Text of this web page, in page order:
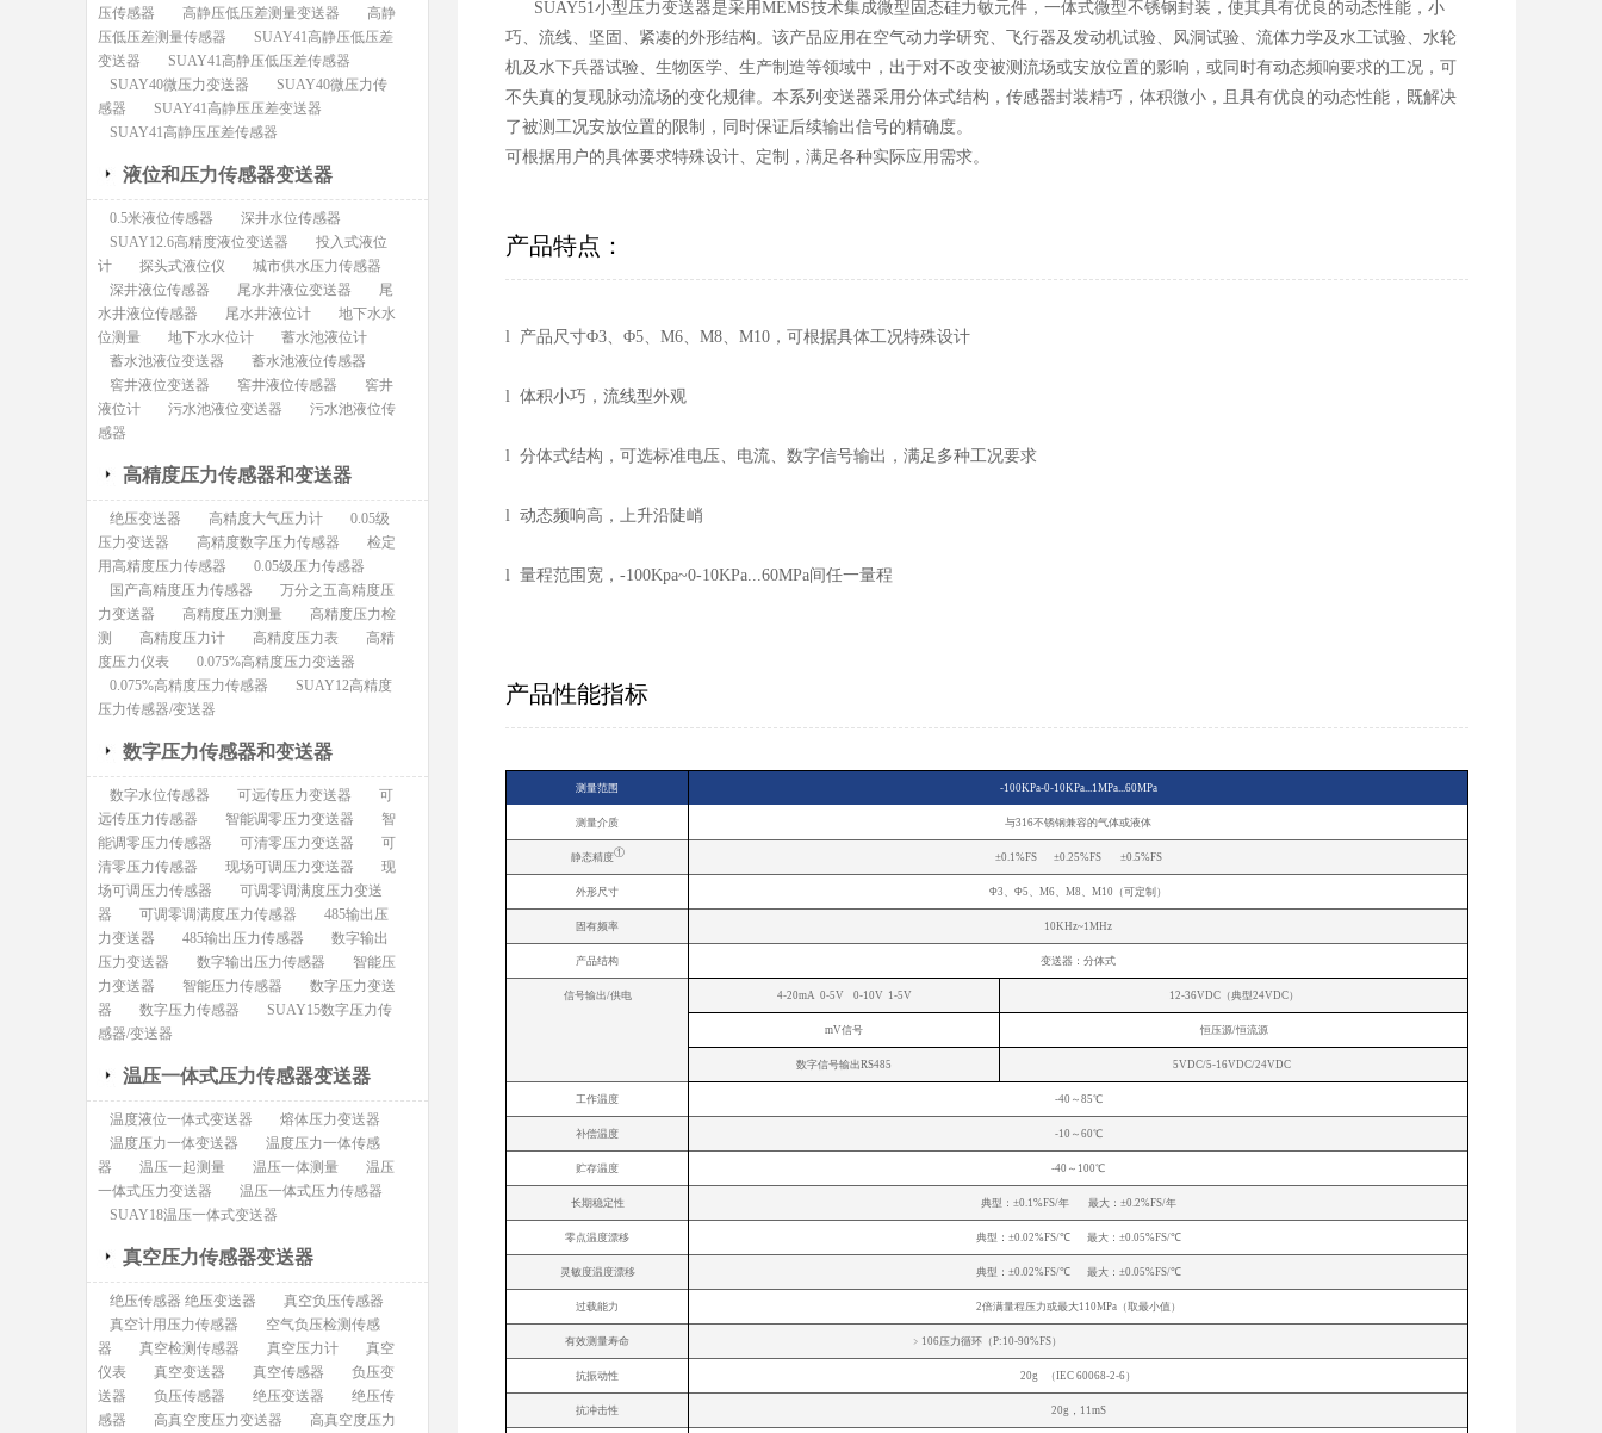
SUAY51小型压力变送器是采用MEMS技术集成微型固态硅力敏元件，一体式微型不锈钢封装，使其具有优良的动态性能，小
巧、流线、坚固、紧凑的外形结构。该产品应用在空气动力学研究、飞行器及发动机试验、风洞试验、流体力学及水工试验、水轮
机及水下兵器试验、生物医学、生产制造等领域中，出于对不改变被测流场或安放位置的影响，或同时有动态频响要求的工况，可
不失真的复现脉动流场的变化规律。本系列变送器采用分体式结构，传感器封装精巧，体积微小，且具有优良的动态性能，既解决
了被测工况安放位置的限制，同时保证后续输出信号的精确度。
可根据用户的具体要求特殊设计、定制，满足各种实际应用需求。
产品特点：
l 产品尺寸Φ3、Φ5、M6、M8、M10，可根据具体工况特殊设计
l 体积小巧，流线型外观
l 分体式结构，可选标准电压、电流、数字信号输出，满足多种工况要求
l 动态频响高，上升沿陡峭
l 量程范围宽，-100Kpa~0-10KPa...60MPa间任一量程
产品性能指标
测量范围 -100KPa-0-10KPa...1MPa...60MPa
测量介质 与316不锈钢兼容的气体或液体
静态精度① ±0.1%FS ±0.25%FS ±0.5%FS
外形尺寸 Φ3、Φ5、M6、M8、M10（可定制）
固有频率 10KHz~1MHz
产品结构 变送器：分体式
信号输出/供电 4-20mA 0-5V 0-10V 1-5V 12-36VDC（典型24VDC）
mV信号 恒压源/恒流源
数字信号输出RS485 5VDC/5-16VDC/24VDC
工作温度 -40～85℃
补偿温度 -10～60℃
贮存温度 -40～100℃
长期稳定性 典型：±0.1%FS/年 最大：±0.2%FS/年
零点温度漂移 典型：±0.02%FS/℃ 最大：±0.05%FS/℃
灵敏度温度漂移 典型：±0.02%FS/℃ 最大：±0.05%FS/℃
过载能力 2倍满量程压力或最大110MPa（取最小值）
有效测量寿命 ﹥106压力循环（P:10-90%FS）
抗振动性 20g （IEC 60068-2-6）
抗冲击性 20g，11mS
压传感器
高静压低压差测量变送器
高静
压低压差测量传感器
SUAY41高静压低压差
变送器
SUAY41高静压低压差传感器
SUAY40微压力变送器
SUAY40微压力传
感器
SUAY41高静压压差变送器
SUAY41高静压压差传感器
液位和压力传感器变送器
0.5米液位传感器
深井水位传感器
SUAY12.6高精度液位变送器
投入式液位
计
探头式液位仪
城市供水压力传感器
深井液位传感器
尾水井液位变送器
尾
水井液位传感器
尾水井液位计
地下水水
位测量
地下水水位计
蓄水池液位计
蓄水池液位变送器
蓄水池液位传感器
窖井液位变送器
窖井液位传感器
窖井
液位计
污水池液位变送器
污水池液位传
感器
高精度压力传感器和变送器
绝压变送器 高精度大气压力计
0.05级
压力变送器
高精度数字压力传感器
检定
用高精度压力传感器
0.05级压力传感器
国产高精度压力传感器
万分之五高精度压
力变送器
高精度压力测量
高精度压力检
测
高精度压力计 高精度压力表
高精
度压力仪表
0.075%高精度压力变送器
0.075%高精度压力传感器
SUAY12高精度
压力传感器/变送器
数字压力传感器和变送器
数字水位传感器 可远传压力变送器
可
远传压力传感器
智能调零压力变送器
智
能调零压力传感器
可清零压力变送器
可
清零压力传感器
现场可调压力变送器
现
场可调压力传感器
可调零调满度压力变送
器
可调零调满度压力传感器
485输出压
力变送器
485输出压力传感器
数字输出
压力变送器
数字输出压力传感器
智能压
力变送器
智能压力传感器
数字压力变送
器
数字压力传感器
SUAY15数字压力传
感器/变送器
温压一体式压力传感器变送器
温度液位一体式变送器
熔体压力变送器
温度压力一体变送器
温度压力一体传感
器
温压一起测量 温压一体测量
温压
一体式压力变送器
温压一体式压力传感器
SUAY18温压一体式变送器
真空压力传感器变送器
绝压传感器 绝压变送器
真空负压传感器
真空计用压力传感器
空气负压检测传感
器
真空检测传感器 真空压力计
真空
仪表
真空变送器 真空传感器
负压变
送器
负压传感器 绝压变送器
绝压传
感器
高真空度压力变送器
高真空度压力